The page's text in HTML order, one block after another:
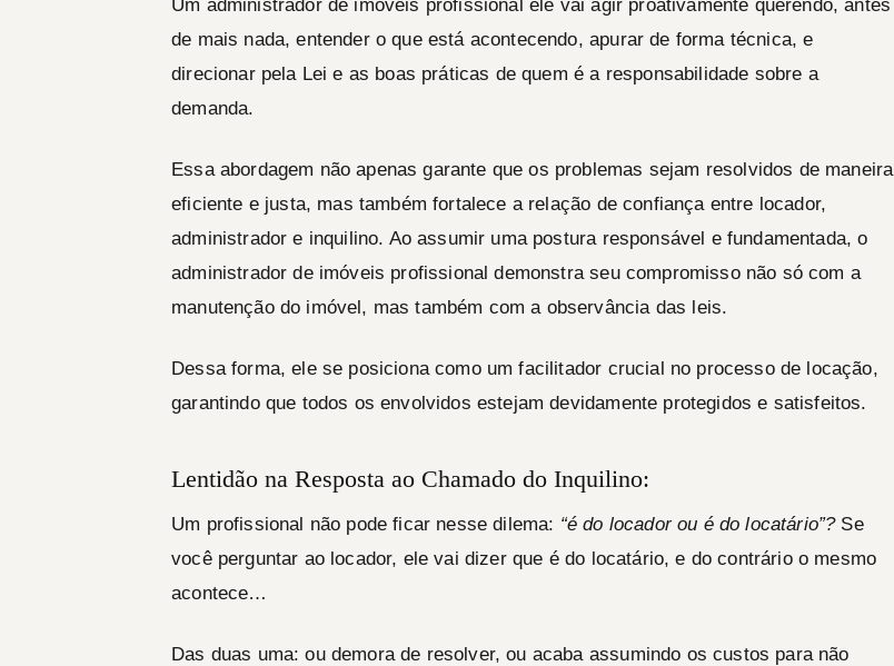
Um administrador de imóveis profissional ele vai agir proativamente querendo, antes
de mais nada, entender o que está acontecendo, apurar de forma técnica, e
direcionar pela Lei e as boas práticas de quem é a responsabilidade sobre a
demanda.
Essa abordagem não apenas garante que os problemas sejam resolvidos de maneira
eficiente e justa, mas também fortalece a relação de confiança entre locador,
administrador e inquilino. Ao assumir uma postura responsável e fundamentada, o
administrador de imóveis profissional demonstra seu compromisso não só com a
manutenção do imóvel, mas também com a observância das leis.
Dessa forma, ele se posiciona como um facilitador crucial no processo de locação,
garantindo que todos os envolvidos estejam devidamente protegidos e satisfeitos.
Lentidão na Resposta ao Chamado do Inquilino:
Um profissional não pode ficar nesse dilema: “é do locador ou é do locatário”?Se
você perguntar ao locador, ele vai dizer que é do locatário, e do contrário o mesmo
acontece…
Das duas uma: ou demora de resolver, ou acaba assumindo os custos para não